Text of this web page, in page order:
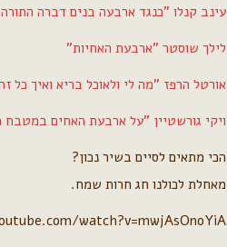
עינב קנלו "כנגד ארבעה בנים דברה
לילך שוסטר "ארבעת האחיות"
אורטל הרפז "מה לי ולאוכל בריא ואיך
ויקי גורשטיין "על ארבעת האחים במטבח
הכי מתאים לסיים בשיר נכון?
מאחלת לכולנו חג חרות שמח.
watch?v=mwjAsOnoYiA;